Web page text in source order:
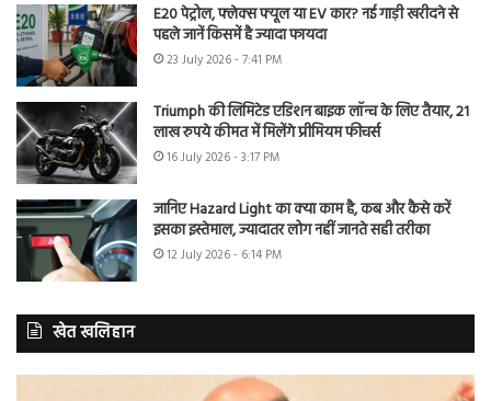
E20 पेट्रोल, फ्लेक्स फ्यूल या EV कार? नई गाड़ी खरीदने से
पहले जानें किसमें है ज्यादा फायदा
23 July 2026 - 7:41 PM
Triumph की लिमिटेड एडिशन बाइक लॉन्च के लिए तैयार, 21
लाख रुपये कीमत में मिलेंगे प्रीमियम फीचर्स
16 July 2026 - 3:17 PM
जानिए Hazard Light का क्या काम है, कब और कैसे करें
इसका इस्तेमाल, ज्यादातर लोग नहीं जानते सही तरीका
12 July 2026 - 6:14 PM
खेत खलिहान